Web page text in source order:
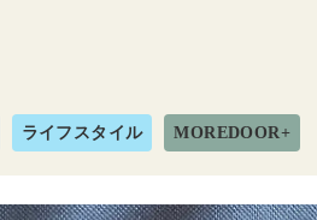
ライフスタイル MOREDOOR+